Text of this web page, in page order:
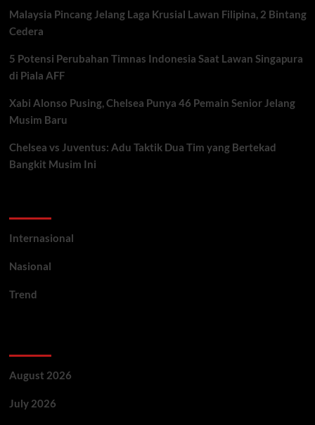
Malaysia Pincang Jelang Laga Krusial Lawan Filipina, 2 Bintang
Cedera
5 Potensi Perubahan Timnas Indonesia Saat Lawan Singapura
di Piala AFF
Xabi Alonso Pusing, Chelsea Punya 46 Pemain Senior Jelang
Musim Baru
Chelsea vs Juventus: Adu Taktik Dua Tim yang Bertekad
Bangkit Musim Ini
Internasional
Nasional
Trend
August 2026
July 2026